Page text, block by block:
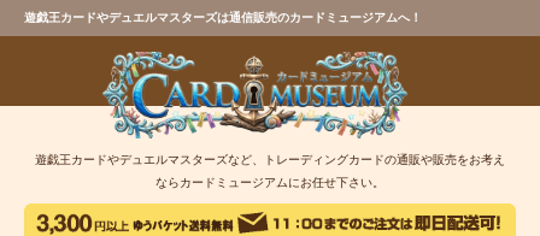
遊戯王カードやデュエルマスターズは通信販売のカードミュージアムへ！
遊戯王カードやデュエルマスターズなど、トレーディングカードの通販や販売をお考え
ならカードミュージアムにお任せ下さい。